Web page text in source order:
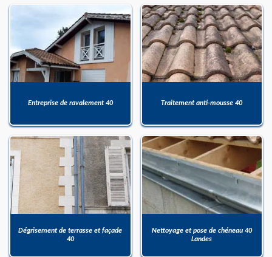
Entreprise de ravalement 40 Traitement anti-mousse 40
Dégrisement de terrasse et façade
40
Nettoyage et pose de chéneau 40
Landes